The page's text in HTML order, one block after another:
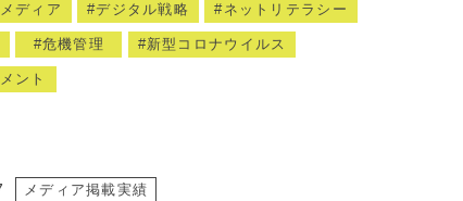
ディア デジタル戦略 ネットリテラシー
危機管理 新型コロナウイルス
ント
メディア掲載実績